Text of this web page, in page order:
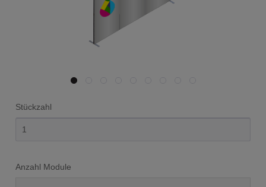
Stückzahl
Anzahl Module